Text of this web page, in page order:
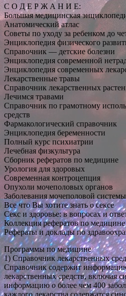
С О Д Е Р Ж А Н И Е:
Большая медицинская
Анатомический атлас
Советы по уходу за ребенком до
Энциклопедия физического
Справочник — детские болезни
Энциклопедия современной
Энциклопедия современных
Лекарственные травы
Справочник лекарственных
Лечимся травами
Справочник по грамотному
средств
Фармакологический справочник
Энциклопедия беременности
Полный курс психиатрии
Лечебная физкультура
Сборник рефератов по медицине
Урология для здоровых
Современная контроцепция
Опухоли мочеполовых органов
Заболевания мочеполовой
Все что Вы хотите знать о сексе
Секс и здоровье: в вопросах и
Коллекция рефератов по медицине
Рефераты и доклады по
Программы по медицине
1) Справочник лекарственных
Справочник содержит
лекарственных средств, включая
информацию о более чем 400
каждого лекарства содержатся